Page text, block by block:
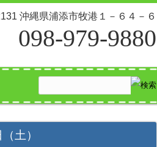
沖縄県浦添市牧港１－６４－６
098-979-9880
土）